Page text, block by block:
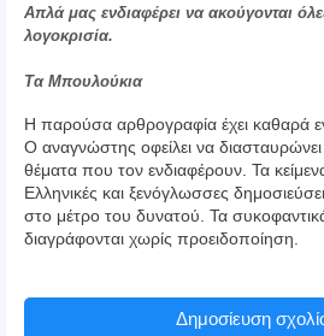
Απλά μας ενδιαφέρει να ακούγονται
λογοκρισία.
Τα Μπουλούκια
Η παρούσα αρθρογραφία έχει καθαρά
Ο αναγνώστης οφείλει να διασταυρώνει
θέματα που τον ενδιαφέρουν. Τα
Ελληνικές και ξενόγλωσσες
στο μέτρο του δυνατού. Τα
διαγράφονται χωρίς προειδοποίηση.
Δημοσίευση